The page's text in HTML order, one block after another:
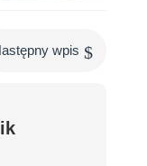
wpis $